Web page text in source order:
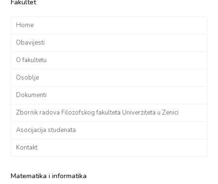
Fakultet
Home
Obavijesti
O fakultetu
Osoblje
Dokumenti
Zbornik radova Filozofskog fakulteta Univerziteta u Zenici
Asocijacija studenata
Kontakt
Matematika i informatika